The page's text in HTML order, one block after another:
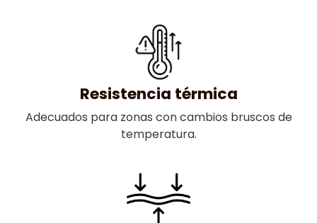
Resistencia térmica
Adecuados para zonas con cambios bruscos de
temperatura.